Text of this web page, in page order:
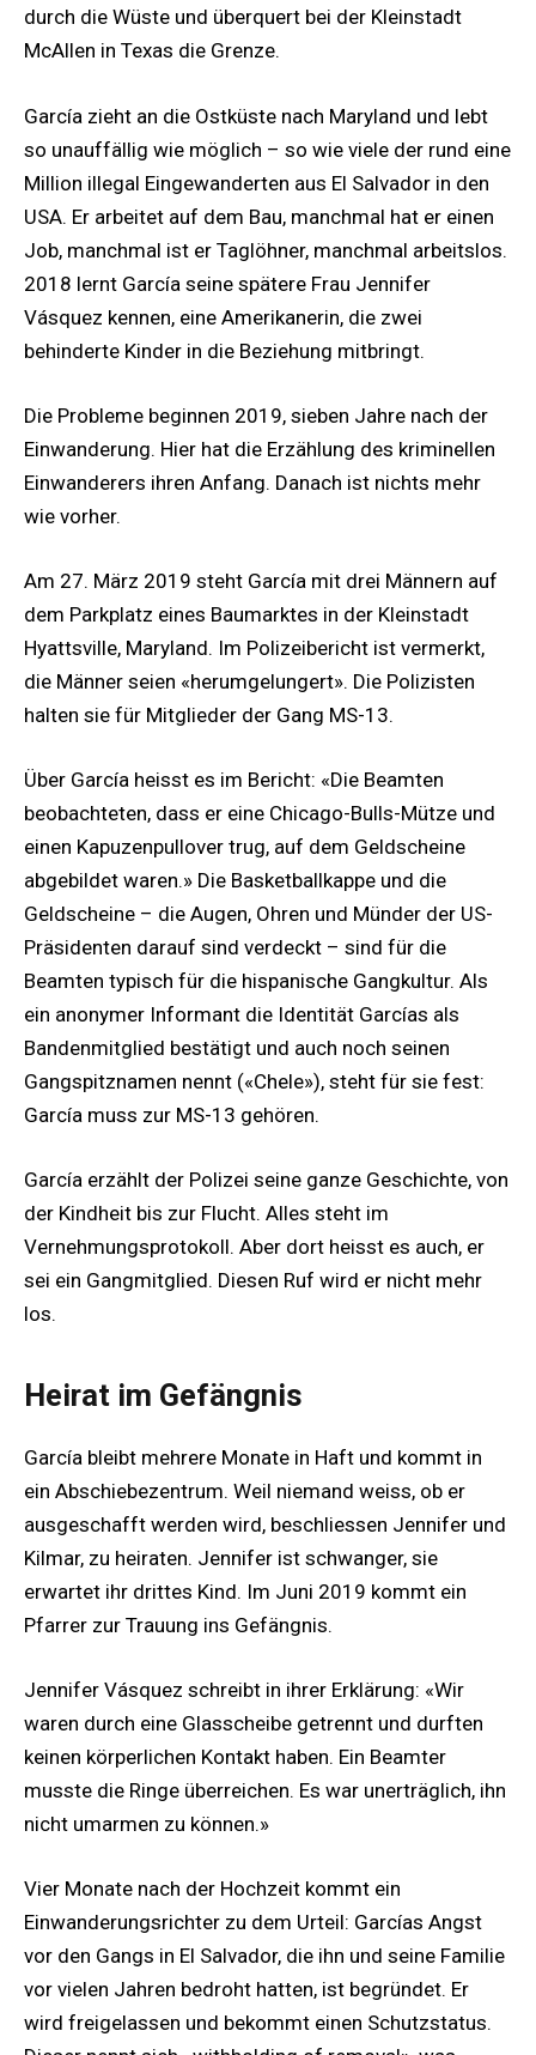
durch die Wüste und überquert bei der Kleinstadt
McAllen in Texas die Grenze.
García zieht an die Ostküste nach Maryland und lebt
so unauffällig wie möglich – so wie viele der rund eine
Million illegal Eingewanderten aus El Salvador in den
USA. Er arbeitet auf dem Bau, manchmal hat er einen
Job, manchmal ist er Taglöhner, manchmal arbeitslos.
2018 lernt García seine spätere Frau Jennifer
Vásquez kennen, eine Amerikanerin, die zwei
behinderte Kinder in die Beziehung mitbringt.
Die Probleme beginnen 2019, sieben Jahre nach der
Einwanderung. Hier hat die Erzählung des kriminellen
Einwanderers ihren Anfang. Danach ist nichts mehr
wie vorher.
Am 27. März 2019 steht García mit drei Männern auf
dem Parkplatz eines Baumarktes in der Kleinstadt
Hyattsville, Maryland. Im Polizeibericht ist vermerkt,
die Männer seien «herumgelungert». Die Polizisten
halten sie für Mitglieder der Gang MS-13.
Über García heisst es im Bericht: «Die Beamten
beobachteten, dass er eine Chicago-Bulls-Mütze und
einen Kapuzenpullover trug, auf dem Geldscheine
abgebildet waren.» Die Basketballkappe und die
Geldscheine – die Augen, Ohren und Münder der US-
Präsidenten darauf sind verdeckt – sind für die
Beamten typisch für die hispanische Gangkultur. Als
ein anonymer Informant die Identität Garcías als
Bandenmitglied bestätigt und auch noch seinen
Gangspitznamen nennt («Chele»), steht für sie fest:
García muss zur MS-13 gehören.
García erzählt der Polizei seine ganze Geschichte, von
der Kindheit bis zur Flucht. Alles steht im
Vernehmungsprotokoll. Aber dort heisst es auch, er
sei ein Gangmitglied. Diesen Ruf wird er nicht mehr
los.
Heirat im Gefängnis
García bleibt mehrere Monate in Haft und kommt in
ein Abschiebezentrum. Weil niemand weiss, ob er
ausgeschafft werden wird, beschliessen Jennifer und
Kilmar, zu heiraten. Jennifer ist schwanger, sie
erwartet ihr drittes Kind. Im Juni 2019 kommt ein
Pfarrer zur Trauung ins Gefängnis.
Jennifer Vásquez schreibt in ihrer Erklärung: «Wir
waren durch eine Glasscheibe getrennt und durften
keinen körperlichen Kontakt haben. Ein Beamter
musste die Ringe überreichen. Es war unerträglich, ihn
nicht umarmen zu können.»
Vier Monate nach der Hochzeit kommt ein
Einwanderungsrichter zu dem Urteil: Garcías Angst
vor den Gangs in El Salvador, die ihn und seine Familie
vor vielen Jahren bedroht hatten, ist begründet. Er
wird freigelassen und bekommt einen Schutzstatus.